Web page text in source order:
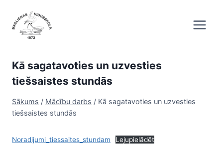
content
Kā sagatavoties un uzvesties
tiešsaistes stundās
Sākums / Mācību darbs / Kā sagatavoties un uzvesties
tiešsaistes stundās
Noradijumi_tiessaites_stundam Lejupielādēt